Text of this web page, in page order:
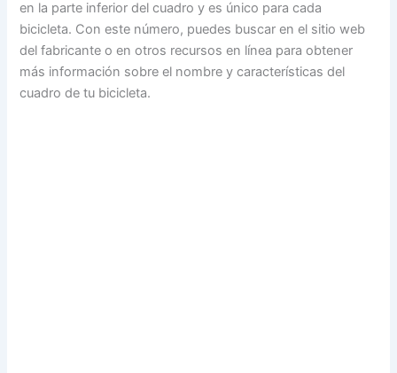
en la parte inferior del cuadro y es único para cada
bicicleta. Con este número, puedes buscar en el sitio web
del fabricante o en otros recursos en línea para obtener
más información sobre el nombre y características del
cuadro de tu bicicleta.